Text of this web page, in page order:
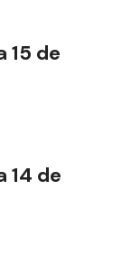
15 de
14 de